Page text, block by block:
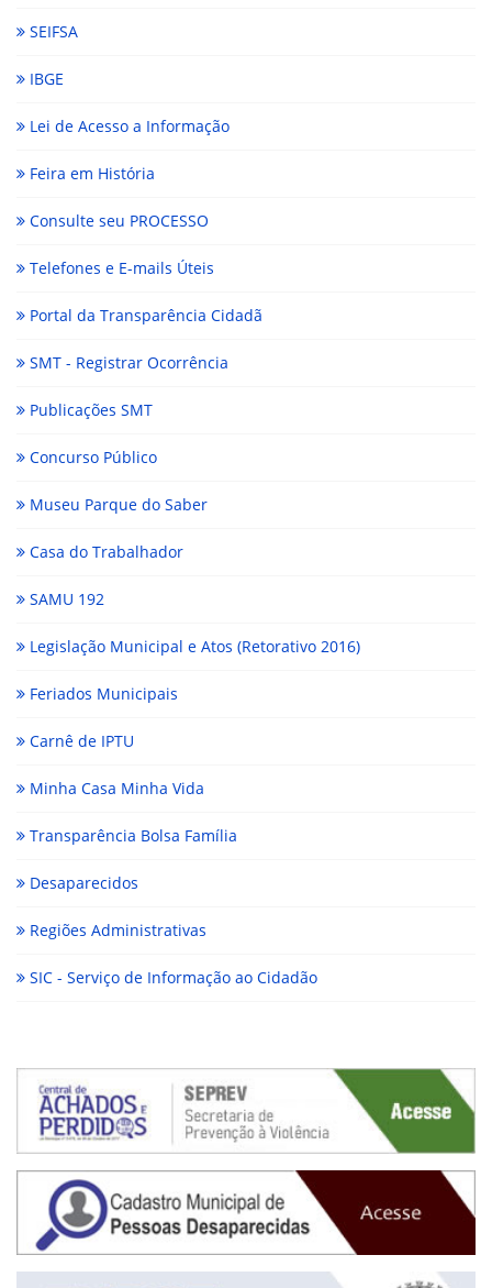
SEIFSA
IBGE
Lei de Acesso a Informação
Feira em História
Consulte seu PROCESSO
Telefones e E-mails Úteis
Portal da Transparência Cidadã
SMT - Registrar Ocorrência
Publicações SMT
Concurso Público
Museu Parque do Saber
Casa do Trabalhador
SAMU 192
Legislação Municipal e Atos (Retorativo 2016)
Feriados Municipais
Carnê de IPTU
Minha Casa Minha Vida
Transparência Bolsa Família
Desaparecidos
Regiões Administrativas
SIC - Serviço de Informação ao Cidadão